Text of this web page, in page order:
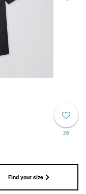
26
Find your size